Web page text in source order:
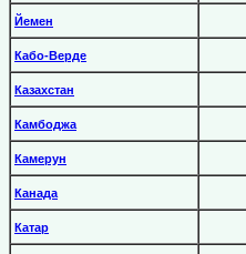
Йемен
Кабо-Верде
Казахстан
Камбоджа
Камерун
Канада
Катар